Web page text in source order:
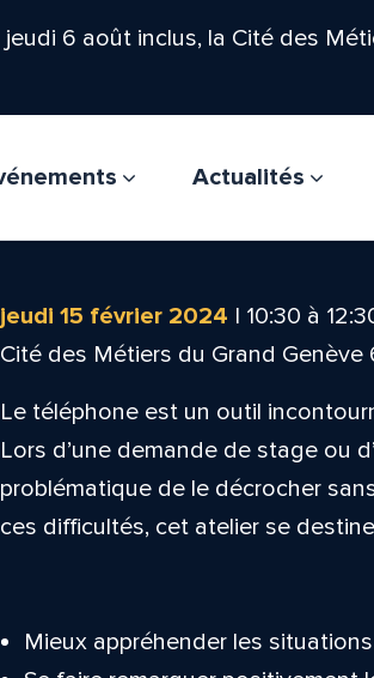
6 août inclus, la Cité des
Actualités
jeudi 15 février 2024 | 10:30 à
Cité des Métiers du Grand
Le téléphone est un outil
Lors d’une demande de stage ou
problématique de le décrocher
ces difficultés, cet atelier se
Mieux appréhender les